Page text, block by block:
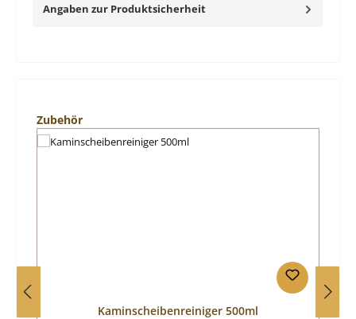
Angaben zur Produktsicherheit
Produktgalerie überspringen
Zubehör
Kaminscheibenreiniger 500ml